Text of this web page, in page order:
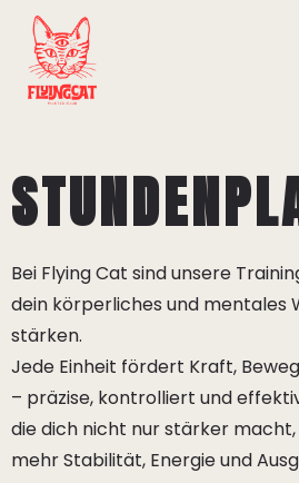
Bei Flying Cat sind unsere
dein körperliches und mentales
stärken.
Jede Einheit fördert Kraft,
– präzise, kontrolliert und
die dich nicht nur stärker
mehr Stabilität, Energie und